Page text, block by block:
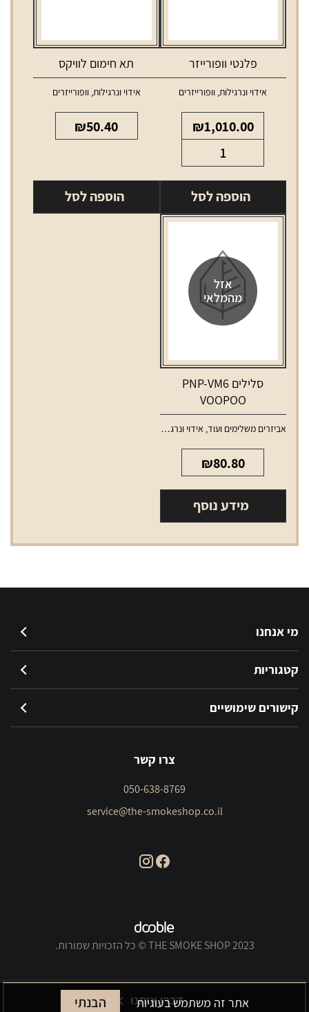
דברו איתנו
פלנטי וופורייזר
אידוי ונרגילות, וופורייזרים
₪1,010.00
של
פלנטי
וופורייזר
הוספה לסל
תא חימום לוויקס
אידוי ונרגילות,וופורייזרים
₪50.40
הוספה לסל
אזל
מהמלאי
סלילים PNP-VM6
VOOPOO
אביזרים משלימים ועוד, אידוי ונרגילות
₪80.80
מידע נוסף
מי אנחנו
קטגוריות
קישורים שימושיים
צרו קשר
050-638-8769
service@the-smokeshop.co.il
THE SMOKE SHOP 2023 © כל הזכויות שמורות.
אתר זה משתמש בעוגיות הבנתי